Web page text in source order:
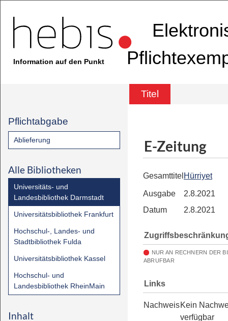
Information auf den Punkt
Titel
Pflichtabgabe
Ablieferung
Alle Bibliotheken
Universitäts- und
Landesbibliothek Darmstadt
Universitätsbibliothek Frankfurt
Hochschul-, Landes- und
Stadtbibliothek Fulda
Universitätsbibliothek Kassel
Hochschul- und
Landesbibliothek RheinMain
Inhalt
E-Zeitung
Gesamttitel Hürriyet
Ausgabe
2.8.2021
Datum
2.8.2021
NUR AN RECHNERN DER
ABRUFBAR
Links
NachweisKein
verfügbar